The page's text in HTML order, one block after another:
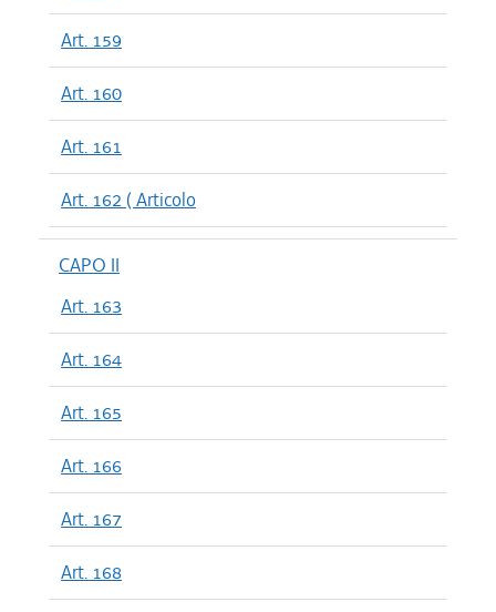
Art. 159
Art. 160
Art. 161
Art. 162 ( Articolo
CAPO II
Art. 163
Art. 164
Art. 165
Art. 166
Art. 167
Art. 168